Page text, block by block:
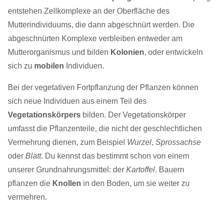
entstehen Zellkomplexe an der Oberfläche des
Mutterindividuums, die dann abgeschnürt werden. Die
abgeschnürten Komplexe verbleiben entweder am
Mutterorganismus und bilden Kolonien, oder entwickeln
sich zu mobilen Individuen.
Bei der vegetativen Fortpflanzung der Pflanzen können
sich neue Individuen aus einem Teil des
Vegetationskörpers bilden. Der Vegetationskörper
umfasst die Pflanzenteile, die nicht der geschlechtlichen
Vermehrung dienen, zum Beispiel Wurzel, Sprossachse
oder Blatt. Du kennst das bestimmt schon von einem
unserer Grundnahrungsmittel: der Kartoffel. Bauern
pflanzen die Knollen in den Boden, um sie weiter zu
vermehren.